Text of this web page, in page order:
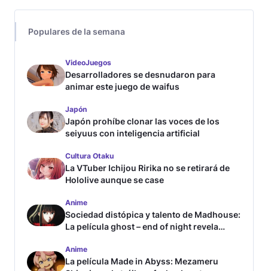
Populares de la semana
VideoJuegos
Desarrolladores se desnudaron para
animar este juego de waifus
Japón
Japón prohíbe clonar las voces de los
seiyuus con inteligencia artificial
Cultura Otaku
La VTuber Ichijou Ririka no se retirará de
Hololive aunque se case
Anime
Sociedad distópica y talento de Madhouse:
La película ghost – end of night revela
Anime
La película Made in Abyss: Mezameru